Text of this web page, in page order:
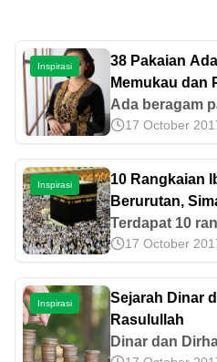
Inspirasi
38 Pakaian
Memukau dan
Ada beragam
yang memiliki
keunikannya
daftar
17 October
Inspirasi
10 Rangkaian
Berurutan,
Terdapat 10
harus
mulai dari
Yuk, simak
17 October
Inspirasi
Sejarah Dinar
Rasulullah
Dinar dan